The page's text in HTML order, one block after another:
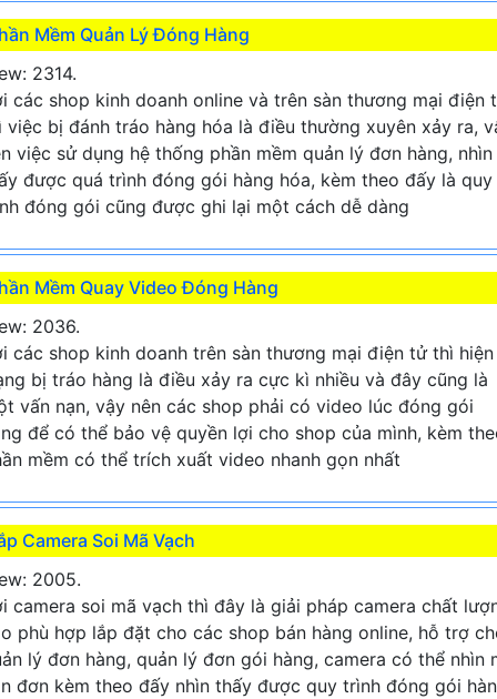
Mềm Quản Lý Đóng Hàng
2314.
các shop kinh doanh online và trên sàn thương mại điện
việc bị đánh tráo hàng hóa là điều thường xuyên xảy ra,
việc sử dụng hệ thống phần mềm quản lý đơn hàng, nhìn
được quá trình đóng gói hàng hóa, kèm theo đấy là quy
đóng gói cũng được ghi lại một cách dễ dàng
Mềm Quay Video Đóng Hàng
2036.
các shop kinh doanh trên sàn thương mại điện tử thì hiện
bị tráo hàng là điều xảy ra cực kì nhiều và đây cũng là
vấn nạn, vậy nên các shop phải có video lúc đóng gói
để có thể bảo vệ quyền lợi cho shop của mình, kèm
mềm có thể trích xuất video nhanh gọn nhất
Camera Soi Mã Vạch
2005.
camera soi mã vạch thì đây là giải pháp camera chất
phù hợp lắp đặt cho các shop bán hàng online, hỗ trợ
lý đơn hàng, quản lý đơn gói hàng, camera có thể nhìn
đơn kèm theo đấy nhìn thấy được quy trình đóng gói